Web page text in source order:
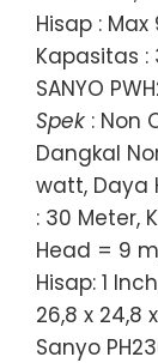
Hisap :
Kapasitas
SANYO
Spek : Non
Dangkal
watt, Daya
: 30 Meter,
Head = 9
Hisap: 1
26,8 x 24,8
Sanyo